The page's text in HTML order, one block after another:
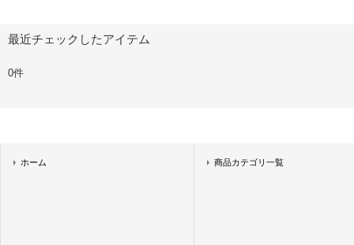
最近チェックしたアイテム
0件
ホーム 商品カテゴリ一覧